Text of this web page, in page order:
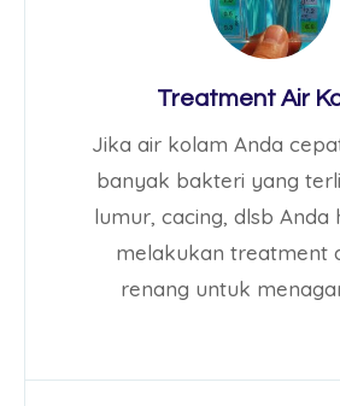
Treatment Air
Jika air kolam Anda
banyak bakteri yang
lumur, cacing, dlsb Anda
melakukan treatment
renang untuk